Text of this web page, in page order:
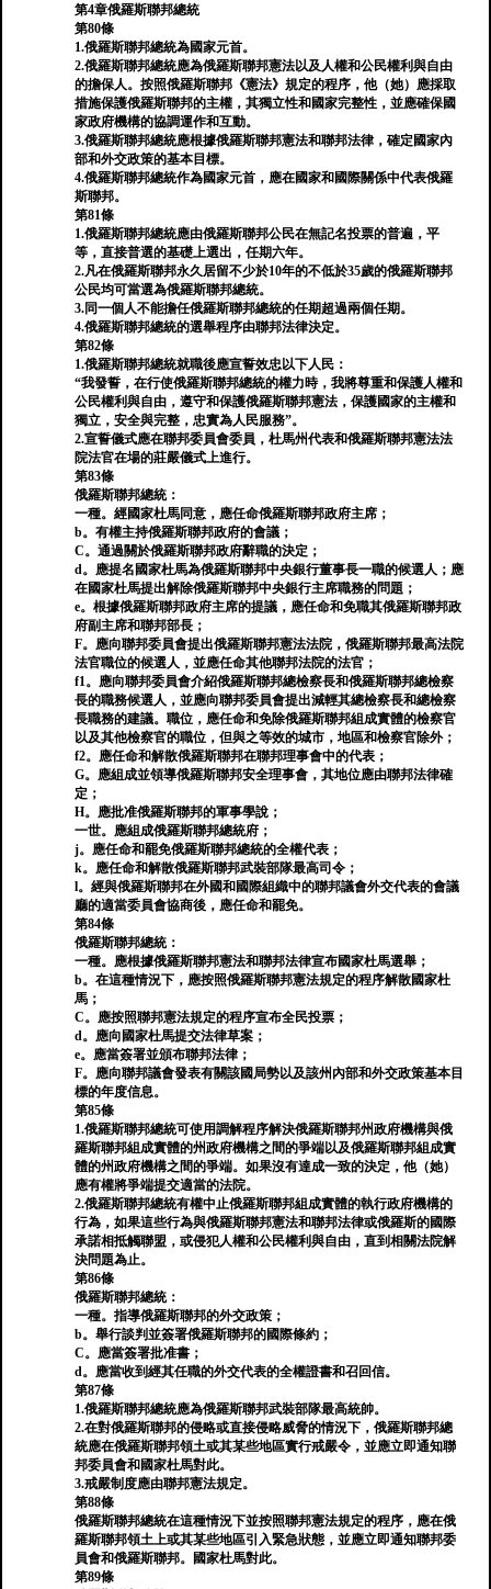
第4章俄羅斯聯邦總統
第80條
1.俄羅斯聯邦總統為國家元首。
2.俄羅斯聯邦總統應為俄羅斯聯邦憲法以及人權和公民權利與自由
的擔保人。按照俄羅斯聯邦《憲法》規定的程序，他（她）應採取
措施保護俄羅斯聯邦的主權，其獨立性和國家完整性，並應確保國
家政府機構的協調運作和互動。
3.俄羅斯聯邦總統應根據俄羅斯聯邦憲法和聯邦法律，確定國家內
部和外交政策的基本目標。
4.俄羅斯聯邦總統作為國家元首，應在國家和國際關係中代表俄羅
斯聯邦。
第81條
1.俄羅斯聯邦總統應由俄羅斯聯邦公民在無記名投票的普遍，平
等，直接普選的基礎上選出，任期六年。
2.凡在俄羅斯聯邦永久居留不少於10年的不低於35歲的俄羅斯聯邦
公民均可當選為俄羅斯聯邦總統。
3.同一個人不能擔任俄羅斯聯邦總統的任期超過兩個任期。
4.俄羅斯聯邦總統的選舉程序由聯邦法律決定。
第82條
1.俄羅斯聯邦總統就職後應宣誓效忠以下人民：
“我發誓，在行使俄羅斯聯邦總統的權力時，我將尊重和保護人權和
公民權利與自由，遵守和保護俄羅斯聯邦憲法，保護國家的主權和
獨立，安全與完整，忠實為人民服務”。
2.宣誓儀式應在聯邦委員會委員，杜馬州代表和俄羅斯聯邦憲法法
院法官在場的莊嚴儀式上進行。
第83條
俄羅斯聯邦總統：
一種。經國家杜馬同意，應任命俄羅斯聯邦政府主席；
b。有權主持俄羅斯聯邦政府的會議；
C。通過關於俄羅斯聯邦政府辭職的決定；
d。應提名國家杜馬為俄羅斯聯邦中央銀行董事長一職的候選人；應
在國家杜馬提出解除俄羅斯聯邦中央銀行主席職務的問題；
e。根據俄羅斯聯邦政府主席的提議，應任命和免職其俄羅斯聯邦政
府副主席和聯邦部長；
F。應向聯邦委員會提出俄羅斯聯邦憲法法院，俄羅斯聯邦最高法院
法官職位的候選人，並應任命其他聯邦法院的法官；
f1。應向聯邦委員會介紹俄羅斯聯邦總檢察長和俄羅斯聯邦總檢察
長的職務候選人，並應向聯邦委員會提出減輕其總檢察長和總檢察
長職務的建議。職位，應任命和免除俄羅斯聯邦組成實體的檢察官
以及其他檢察官的職位，但與之等效的城市，地區和檢察官除外；
f2。應任命和解散俄羅斯聯邦在聯邦理事會中的代表；
G。應組成並領導俄羅斯聯邦安全理事會，其地位應由聯邦法律確
定；
H。應批准俄羅斯聯邦的軍事學說；
一世。應組成俄羅斯聯邦總統府；
j。應任命和罷免俄羅斯聯邦總統的全權代表；
k。應任命和解散俄羅斯聯邦武裝部隊最高司令；
l。經與俄羅斯聯邦在外國和國際組織中的聯邦議會外交代表的會議
廳的適當委員會協商後，應任命和罷免。
第84條
俄羅斯聯邦總統：
一種。應根據俄羅斯聯邦憲法和聯邦法律宣布國家杜馬選舉；
b。在這種情況下，應按照俄羅斯聯邦憲法規定的程序解散國家杜
馬；
C。應按照聯邦憲法規定的程序宣布全民投票；
d。應向國家杜馬提交法律草案；
e。應當簽署並頒布聯邦法律；
F。應向聯邦議會發表有關該國局勢以及該州內部和外交政策基本目
標的年度信息。
第85條
1.俄羅斯聯邦總統可使用調解程序解決俄羅斯聯邦州政府機構與俄
羅斯聯邦組成實體的州政府機構之間的爭端以及俄羅斯聯邦組成實
體的州政府機構之間的爭端。如果沒有達成一致的決定，他（她）
應有權將爭端提交適當的法院。
2.俄羅斯聯邦總統有權中止俄羅斯聯邦組成實體的執行政府機構的
行為，如果這些行為與俄羅斯聯邦憲法和聯邦法律或俄羅斯的國際
承諾相抵觸聯盟，或侵犯人權和公民權利與自由，直到相關法院解
決問題為止。
第86條
俄羅斯聯邦總統：
一種。指導俄羅斯聯邦的外交政策；
b。舉行談判並簽署俄羅斯聯邦的國際條約；
C。應當簽署批准書；
d。應當收到經其任職的外交代表的全權證書和召回信。
第87條
1.俄羅斯聯邦總統應為俄羅斯聯邦武裝部隊最高統帥。
2.在對俄羅斯聯邦的侵略或直接侵略威脅的情況下，俄羅斯聯邦總
統應在俄羅斯聯邦領土或其某些地區實行戒嚴令，並應立即通知聯
邦委員會和國家杜馬對此。
3.戒嚴制度應由聯邦憲法規定。
第88條
俄羅斯聯邦總統在這種情況下並按照聯邦憲法規定的程序，應在俄
羅斯聯邦領土上或其某些地區引入緊急狀態，並應立即通知聯邦委
員會和俄羅斯聯邦。國家杜馬對此。
第89條